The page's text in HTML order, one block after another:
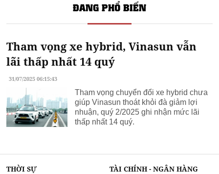
ĐANG PHỔ BIẾN
Tham vọng xe hybrid, Vinasun vẫn
lãi thấp nhất 14 quý
31/07/2025 06:15:43
Tham vọng chuyển đổi xe hybrid chưa
giúp Vinasun thoát khỏi đà giảm lợi
nhuận, quý 2/2025 ghi nhận mức lãi
thấp nhất 14 quý.
THỜI SỰ TÀI CHÍNH - NGÂN HÀNG